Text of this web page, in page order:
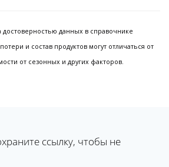
данных в справочнике
и состав продуктов могут отличаться от
от сезонных и других факторов.
ссылку, чтобы не